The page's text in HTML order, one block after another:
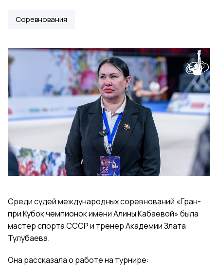
Соревнования
Среди судей международных соревнований «Гран-
при Кубок чемпионок имени Алины Кабаевой» была
мастер спорта СССР и тренер Академии Злата
Тулубаева.
Она рассказала о работе на турнире: